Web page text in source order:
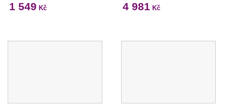
1 549 Kč 4 981 Kč